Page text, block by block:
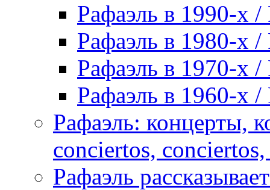
Рафаэль в 1990-х /
Рафаэль в 1980-х /
Рафаэль в 1970-х /
Рафаэль в 1960-х /
Рафаэль: концерты,
conciertos,
Рафаэль